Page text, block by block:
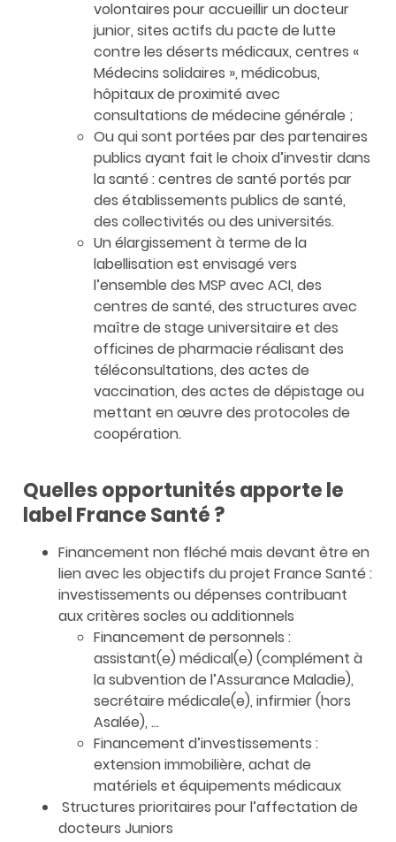
volontaires pour accueillir un docteur
junior, sites actifs du pacte de lutte
contre les déserts médicaux, centres «
Médecins solidaires », médicobus,
hôpitaux de proximité avec
consultations de médecine générale ;
Ou qui sont portées par des partenaires
publics ayant fait le choix d’investir dans
la santé : centres de santé portés par
des établissements publics de santé,
des collectivités ou des universités.
Un élargissement à terme de la
labellisation est envisagé vers
l’ensemble des MSP avec ACI, des
centres de santé, des structures avec
maître de stage universitaire et des
officines de pharmacie réalisant des
téléconsultations, des actes de
vaccination, des actes de dépistage ou
mettant en œuvre des protocoles de
coopération.
Quelles opportunités apporte le
label France Santé ?
Financement non fléché mais devant être en
lien avec les objectifs du projet France Santé :
investissements ou dépenses contribuant
aux critères socles ou additionnels
Financement de personnels :
assistant(e) médical(e) (complément à
la subvention de l’Assurance Maladie),
secrétaire médicale(e), infirmier (hors
Asalée), …
Financement d’investissements :
extension immobilière, achat de
matériels et équipements médicaux
Structures prioritaires pour l’affectation de
docteurs Juniors